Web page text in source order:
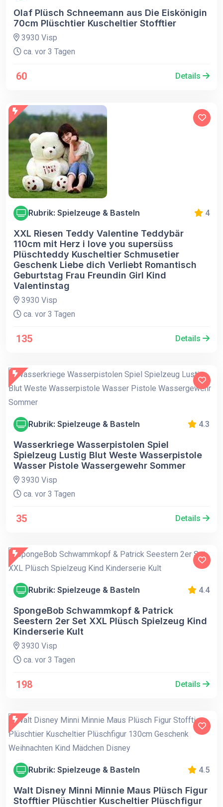
Olaf Plüsch Schneemann aus Die Eiskönigin
70cm Plüschtier Kuscheltier Stofftier
3930 Visp
ca. vor 3 Tagen
60 Details
Rubrik: Spielzeuge & Basteln 4
XXL Riesen Teddy Valentine Teddybär
110cm mit Herz i love you supersüss
Plüschteddy Kuscheltier Schmusetier
Geschenk Liebe dich Verliebt Romantisch
Geburtstag Frau Freundin Girl Kind
Valentinstag
3930 Visp
ca. vor 3 Tagen
135 Details
Rubrik: Spielzeuge & Basteln 4.3
Wasserkriege Wasserpistolen Spiel
Spielzeug Lustig Blut Weste Wasserpistole
Wasser Pistole Wassergewehr Sommer
3930 Visp
ca. vor 3 Tagen
35 Details
Rubrik: Spielzeuge & Basteln 4.4
SpongeBob Schwammkopf & Patrick
Seestern 2er Set XXL Plüsch Spielzeug Kind
Kinderserie Kult
3930 Visp
ca. vor 3 Tagen
198 Details
Rubrik: Spielzeuge & Basteln 4.5
Walt Disney Minni Minnie Maus Plüsch Figur
Stofftier Plüschtier Kuscheltier Plüschfigur